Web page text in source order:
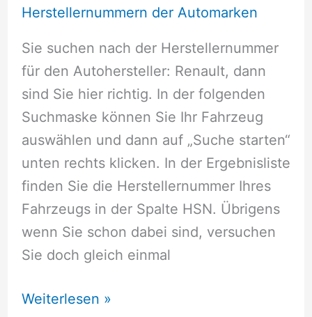
Herstellernummern der Automarken
Sie suchen nach der Herstellernummer
für den Autohersteller: Renault, dann
sind Sie hier richtig. In der folgenden
Suchmaske können Sie Ihr Fahrzeug
auswählen und dann auf „Suche starten“
unten rechts klicken. In der Ergebnisliste
finden Sie die Herstellernummer Ihres
Fahrzeugs in der Spalte HSN. Übrigens
wenn Sie schon dabei sind, versuchen
Sie doch gleich einmal
Herstellernummer
Weiterlesen »